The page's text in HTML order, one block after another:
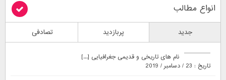
انواع مطالب
جدید پربازدید تصادفی
نام های تاریخی و قدیمی جغرافیایی [...]
تاریخ : 23 / دسامبر / 2019